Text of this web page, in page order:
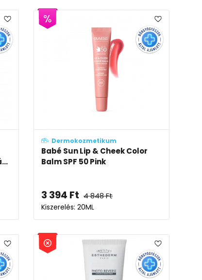
Dermokozmetikum
Babé Sun Lip & Cheek Color
Balm SPF 50 Pink
3 394 Ft 4 848Ft
Kiszerelés: 20ML